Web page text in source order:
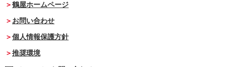
鶴屋ホームページ
お問い合わせ
個人情報保護方針
推奨環境